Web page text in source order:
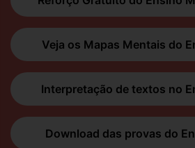
Veja os Mapas Mentais do
Interpretação de textos no
Download das provas do